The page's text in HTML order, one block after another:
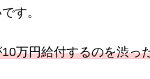
す。
万円給付するのを渋っ